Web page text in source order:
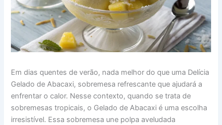
Em dias quentes de verão, nada melhor do que uma Delícia
Gelado de Abacaxi, sobremesa refrescante que ajudará a
enfrentar o calor. Nesse contexto, quando se trata de
sobremesas tropicais, o Gelado de Abacaxi é uma escolha
irresistível. Essa sobremesa une polpa aveludada